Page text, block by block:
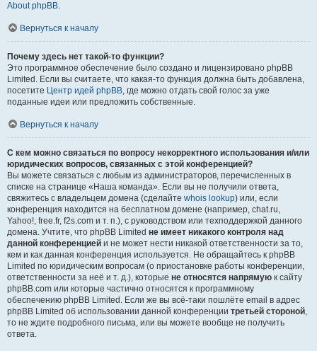
About phpBB.
Вернуться к началу
Почему здесь нет такой-то функции?
Это программное обеспечение было создано и лицензировано phpBB
Limited. Если вы считаете, что какая-то функция должна быть добавлена,
посетите Центр идей phpBB, где можно отдать свой голос за уже
поданные идеи или предложить собственные.
Вернуться к началу
С кем можно связаться по вопросу некорректного использования и/или
юридических вопросов, связанных с этой конференцией?
Вы можете связаться с любым из администраторов, перечисленных в
списке на странице «Наша команда». Если вы не получили ответа,
свяжитесь с владельцем домена (сделайте whois lookup) или, если
конференция находится на бесплатном домене (например, chat.ru,
Yahoo!, free.fr, f2s.com и т. п.), с руководством или техподдержкой данного
домена. Учтите, что phpBB Limited не имеет никакого контроля над
данной конференцией и не может нести никакой ответственности за то,
кем и как данная конференция используется. Не обращайтесь к phpBB
Limited по юридическим вопросам (о приостановке работы конференции,
ответственности за неё и т. д.), которые не относятся напрямую к сайту
phpBB.com или которые частично относятся к программному
обеспечению phpBB Limited. Если же вы всё-таки пошлёте email в адрес
phpBB Limited об использовании данной конференции третьей стороной,
то не ждите подробного письма, или вы можете вообще не получить
ответа.